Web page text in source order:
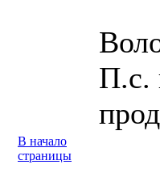
П.с.
В начало
страницы